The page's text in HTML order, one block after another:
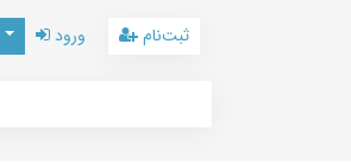
ورود ثبت‌نام